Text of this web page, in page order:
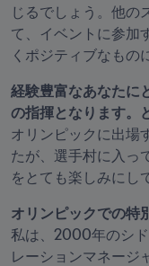
じるでしょう。他の
て、イベントに参加
くポジティブなもの
経験豊富なあなたに
オリンピックに出場
たが、選手村に入っ
をとても楽しみにし
私は、2000年のシ
レーションマネージ